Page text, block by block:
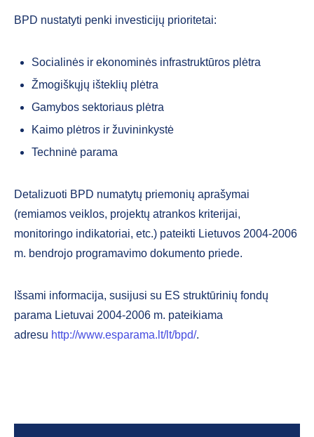
BPD nustatyti penki investicijų prioritetai:
Socialinės ir ekonominės infrastruktūros plėtra
Žmogiškųjų išteklių plėtra
Gamybos sektoriaus plėtra
Kaimo plėtros ir žuvininkystė
Techninė parama
Detalizuoti BPD numatytų priemonių aprašymai
(remiamos veiklos, projektų atrankos kriterijai,
monitoringo indikatoriai, etc.) pateikti Lietuvos 2004-2006
m. bendrojo programavimo dokumento priede.
Išsami informacija, susijusi su ES struktūrinių fondų
parama Lietuvai 2004-2006 m. pateikiama
adresu http://www.esparama.lt/lt/bpd/.